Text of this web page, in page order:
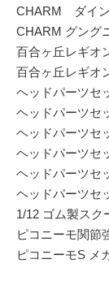
CHARM ダイ
CHARM グン
百合ヶ丘レギオ
百合ヶ丘レギオ
ヘッドパーツセ
ヘッドパーツ
ヘッドパーツセ
ヘッドパーツセ
ヘッドパーツ
ヘッドパーツセ
1/12 ゴム製スク
ピコニーモ関
ピコニーモS